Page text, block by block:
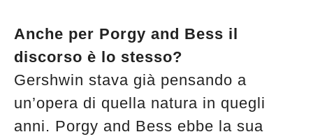
Anche per Porgy and Bess il
discorso è lo stesso?
Gershwin stava già pensando a
un’opera di quella natura in quegli
anni. Porgy and Bess ebbe la sua